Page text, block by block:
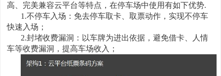
高、完美兼容云平台等特点，在停车场中使用有如下优势.
1.不停车入场：免去停车取卡、取票动作，实现不停车
快速入场；
2.封堵收费漏洞：以车牌为进出依据，避免借卡、人情
车等收费漏洞，提高车场收入；